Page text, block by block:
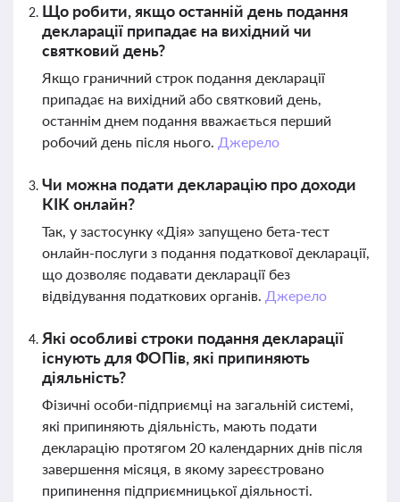
Що робити, якщо останній день подання
декларації припадає на вихідний чи
святковий день?
Якщо граничний строк подання декларації
припадає на вихідний або святковий день,
останнім днем подання вважається перший
робочий день після нього. Джерело
Чи можна подати декларацію про доходи
КІК онлайн?
Так, у застосунку «Дія» запущено бета-тест
онлайн-послуги з подання податкової декларації,
що дозволяє подавати декларації без
відвідування податкових органів. Джерело
Які особливі строки подання декларації
існують для ФОПів, які припиняють
діяльність?
Фізичні особи-підприємці на загальній системі,
які припиняють діяльність, мають подати
декларацію протягом 20 календарних днів після
завершення місяця, в якому зареєстровано
припинення підприємницької діяльності.